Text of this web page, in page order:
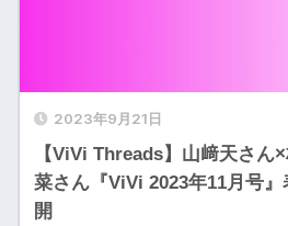
2023年9月21日
【ViVi Threads】山﨑天さん
菜さん『ViVi 2023年11月号
開